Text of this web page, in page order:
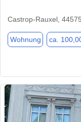
Castrop-Rauxel, 44575
Wohnung ca.